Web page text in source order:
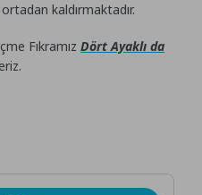
kaldırmaktadır.
FıkramızDört Ayaklı da